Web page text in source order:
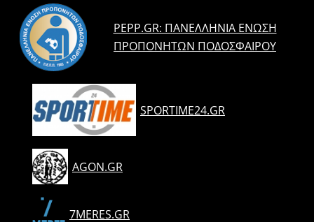
PEPP.GR: ΠΑΝΕΛΛΉΝΙΑ ΈΝΩΣΗ
ΠΡΟΠΟΝΗΤΏΝ ΠΟΔΟΣΦΑΊΡΟΥ
SPORTIME24.GR
AGON.GR
7MERES.GR